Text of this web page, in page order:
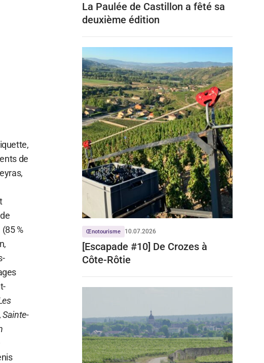
de
%
Sainte-
La Paulée de Castillon a fêté sa
deuxième édition
Œnotourisme 10.07.2026
[Escapade #10] De Crozes à
Côte-Rôtie